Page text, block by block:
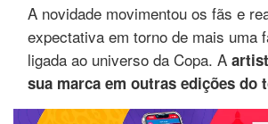
A novidade movimentou os fãs e
expectativa em torno de mais uma
ligada ao universo da Copa. A
sua marca em outras edições do